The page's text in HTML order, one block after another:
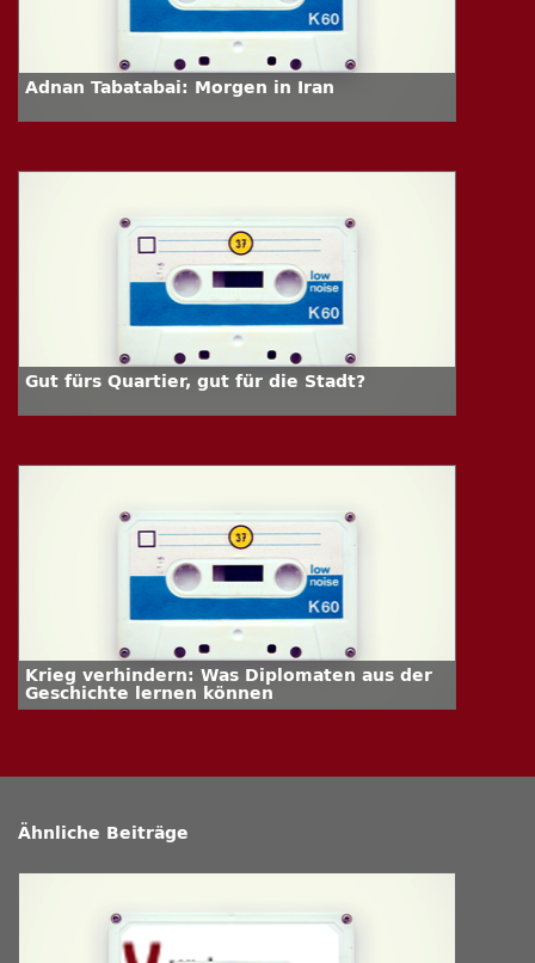
Adnan Tabatabai: Morgen in Iran
Gut fürs Quartier, gut für die Stadt?
Krieg verhindern: Was Diplomaten aus der
Geschichte lernen können
Ähnliche Beiträge